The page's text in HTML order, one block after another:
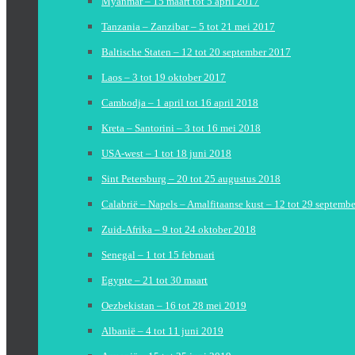
Tanzania – Zanzibar – 5 tot 21 mei 2017
Baltische Staten – 12 tot 20 september 2017
Laos – 3 tot 19 oktober 2017
Cambodja – 1 april tot 16 april 2018
Kreta – Santorini – 3 tot 16 mei 2018
USA-west – 1 tot 18 juni 2018
Sint Petersburg – 20 tot 25 augustus 2018
Calabrië – Napels – Amalfitaanse kust – 12 tot 29
Zuid-Afrika – 9 tot 24 oktober 2018
Senegal – 1 tot 15 februari
Egypte – 21 tot 30 maart
Oezbekistan – 16 tot 28 mei 2019
Albanië – 4 tot 11 juni 2019